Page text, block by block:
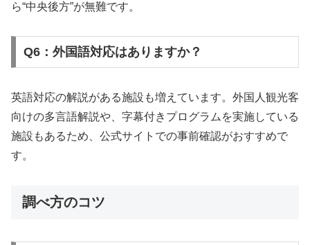
ら“中央後方”が無難です。
Q6：外国語対応はありますか？
英語対応の解説がある施設も増えています。外国人観光客
向けの多言語解説や、字幕付きプログラムを実施している
施設もあるため、公式サイトでの事前確認がおすすめで
す。
調べ方のコツ